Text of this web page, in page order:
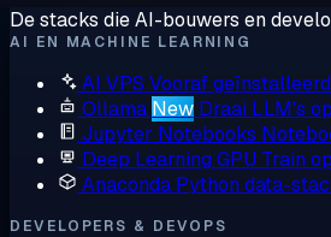
De stacks die AI-bouwers en
AI EN MACHINE LEARNING
AI VPS Vooraf
Ollama New Draai LLM's
Jupyter Notebooks
Deep Learning GPU Train
Anaconda Python data-
DEVELOPERS & DEVOPS